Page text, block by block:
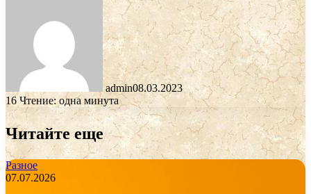
admin08.03.2023
16 Чтение: одна минута
Читайте еще
Разное
07.07.2026